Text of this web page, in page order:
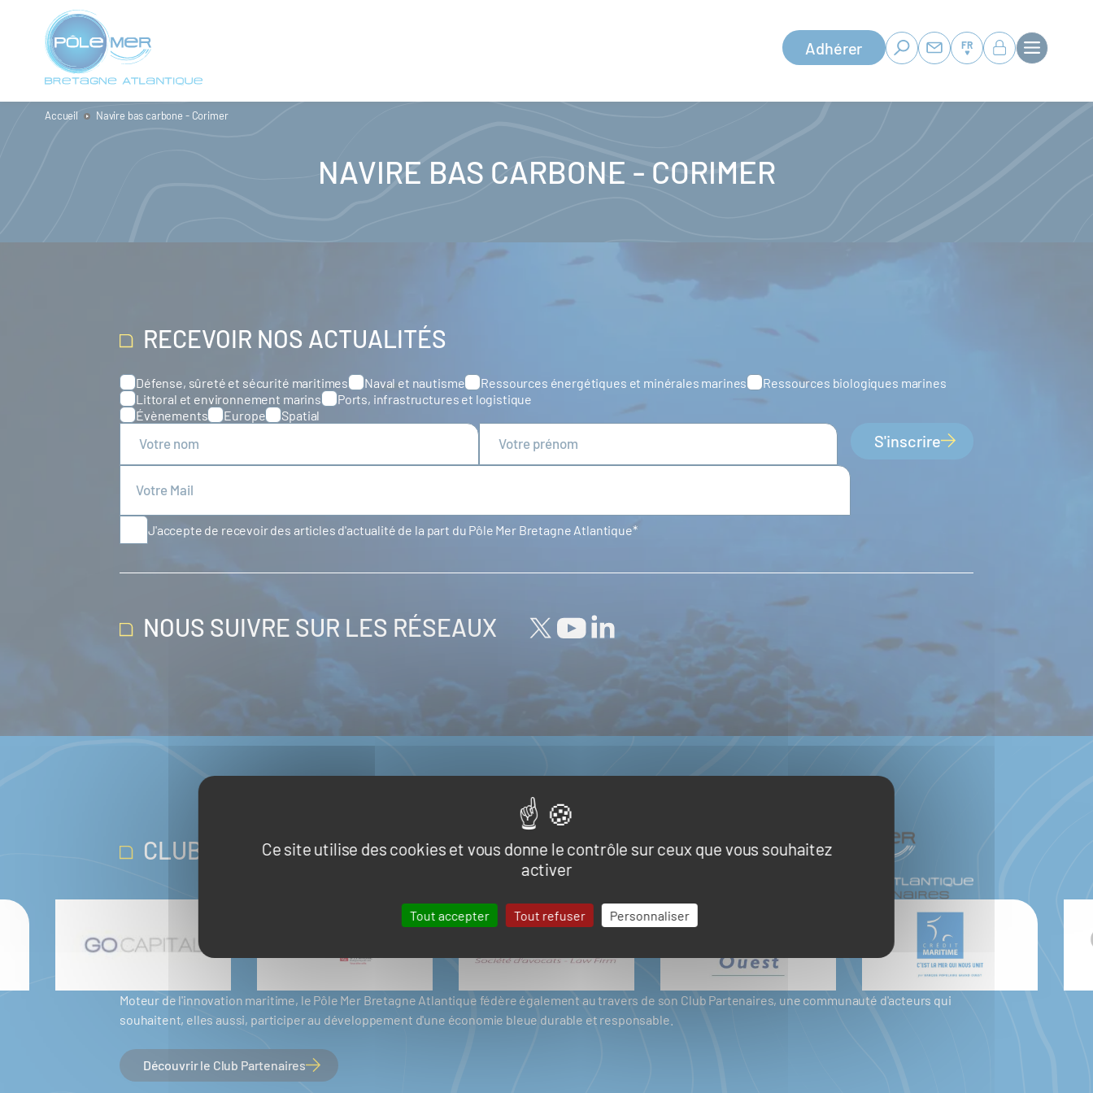
Panneau de gestion des cookies
Ce site utilise des cookies et vous donne le contrôle sur ceux que vous souhaitez
activer
Tout accepter Tout refuser Personnaliser
contenu
Adhérer FR
Accueil Navire bas carbone - Corimer
NAVIRE BAS CARBONE - CORIMER
RECEVOIR NOS ACTUALITÉS
Catégories
Défense, sûreté et sécurité maritimes Naval et nautisme Ressources énergétiques et minérales marines
Ressources biologiques marines
Littoral et environnement marins
Ports, infrastructures et logistique
Évènements
Europe Spatial
S'inscrire
J'accepte de recevoir des articles d'actualité de la part du Pôle Mer Bretagne Atlantique
NOUS SUIVRE SUR LES RÉSEAUX
CLUB PARTENAIRES
Moteur de l'innovation maritime, le Pôle Mer Bretagne Atlantique fédère également au travers de son Club Partenaires, une communauté d'acteurs qui
souhaitent, elles aussi, participer au développement d'une économie bleue durable et responsable.
Découvrir le Club Partenaires